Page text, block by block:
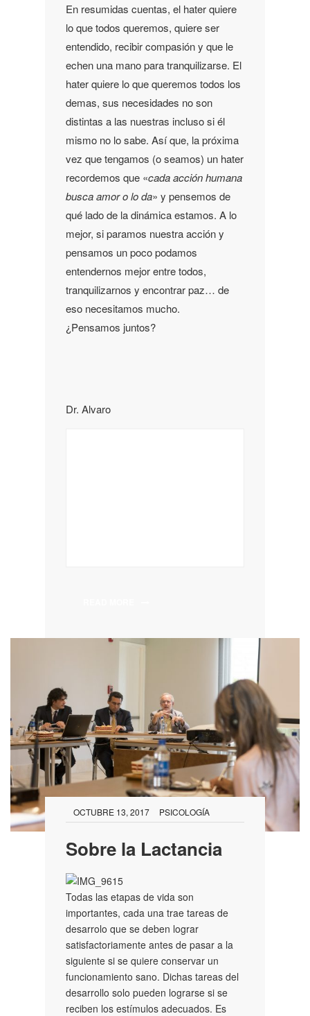
En resumidas cuentas, el hater quiere
lo que todos queremos, quiere ser
entendido, recibir compasión y que le
echen una mano para tranquilizarse. El
hater quiere lo que queremos todos los
demas, sus necesidades no son
distintas a las nuestras incluso si él
mismo no lo sabe. Así que, la próxima
vez que tengamos (o seamos) un hater
recordemos que «cada acción humana
busca amor o lo da» y pensemos de
qué lado de la dinámica estamos. A lo
mejor, si paramos nuestra acción y
pensamos un poco podamos
entendernos mejor entre todos,
tranquilizarnos y encontrar paz… de
eso necesitamos mucho.
¿Pensamos juntos?
Dr. Alvaro
OCTUBRE 13, 2017 PSICOLOGÍA
Sobre la Lactancia
Todas las etapas de vida son
importantes, cada una trae tareas de
desarrolo que se deben lograr
satisfactoriamente antes de pasar a la
siguiente si se quiere conservar un
funcionamiento sano. Dichas tareas del
desarrollo solo pueden lograrse si se
reciben los estímulos adecuados. Es